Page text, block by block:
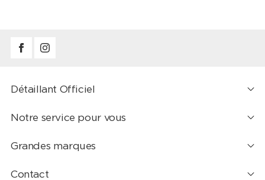
Détaillant Officiel
Notre service pour vous
Grandes marques
Contact